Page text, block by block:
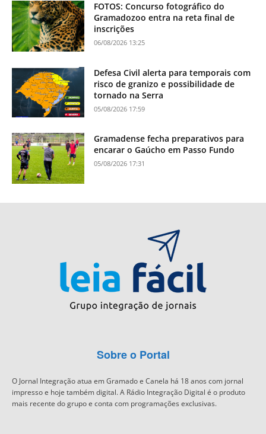
FOTOS: Concurso fotográfico do
Gramadozoo entra na reta final de
inscrições
06/08/2026 13:25
Defesa Civil alerta para temporais com
risco de granizo e possibilidade de
tornado na Serra
05/08/2026 17:59
Gramadense fecha preparativos para
encarar o Gaúcho em Passo Fundo
05/08/2026 17:31
Sobre o Portal
O Jornal Integração atua em Gramado e Canela há 18 anos com jornal
impresso e hoje também digital. A Rádio Integração Digital é o produto
mais recente do grupo e conta com programações exclusivas.